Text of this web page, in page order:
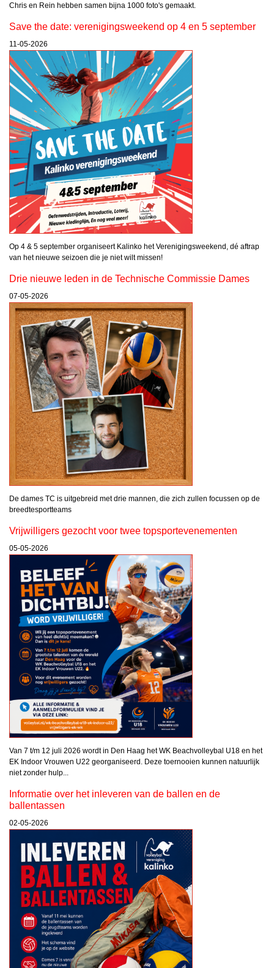
Chris en Rein hebben samen bijna 1000 foto's gemaakt.
Save the date: verenigingsweekend op 4 en 5 september
11-05-2026
Op 4 & 5 september organiseert Kalinko het Verenigingsweekend, dé aftrap
van het nieuwe seizoen die je niet wilt missen!
Drie nieuwe leden in de Technische Commissie Dames
07-05-2026
De dames TC is uitgebreid met drie mannen, die zich zullen focussen op de
breedtesportteams
Vrijwilligers gezocht voor twee topsportevenementen
05-05-2026
Van 7 t/m 12 juli 2026 wordt in Den Haag het WK Beachvolleybal U18 en het
EK Indoor Vrouwen U22 georganiseerd. Deze toernooien kunnen natuurlijk
niet zonder hulp...
Informatie over het inleveren van de ballen en de
ballentassen
02-05-2026